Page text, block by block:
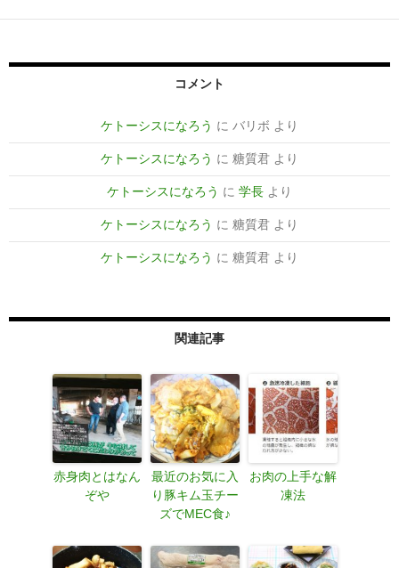
コメント
ケトーシスになろう に バリボ より
ケトーシスになろう に 糖質君 より
ケトーシスになろう に 学長 より
ケトーシスになろう に 糖質君 より
ケトーシスになろう に 糖質君 より
関連記事
赤身肉とはなん
ぞや
最近のお気に入
り豚キム玉チー
ズでMEC食♪
お肉の上手な解
凍法